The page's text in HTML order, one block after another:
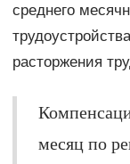
среднего
расторжения
месяц по